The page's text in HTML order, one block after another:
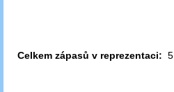
Celkem zápasů v reprezentaci: